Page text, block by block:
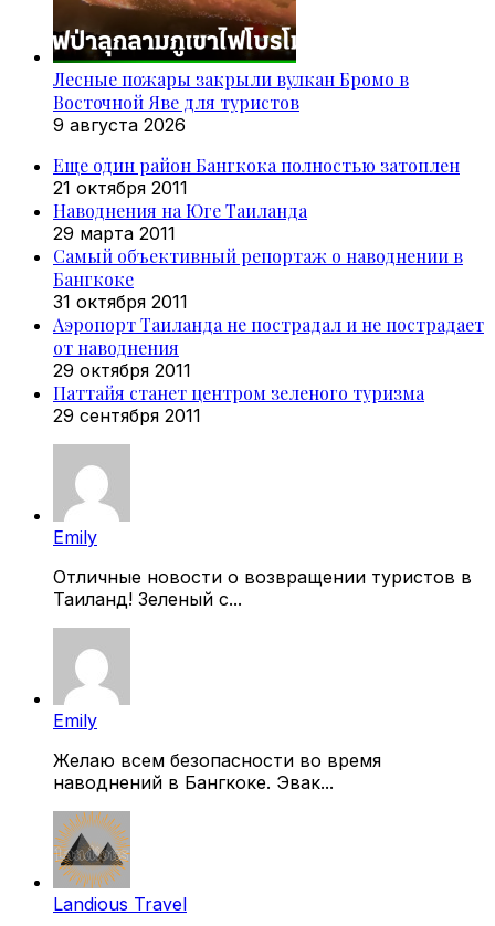
Лесные пожары закрыли вулкан Бромо в
Восточной Яве для туристов
9 августа 2026
Еще один район Бангкока полностью затоплен
21 октября 2011
Наводнения на Юге Таиланда
29 марта 2011
Самый объективный репортаж о наводнении в
Бангкоке
31 октября 2011
Аэропорт Таиланда не пострадал и не пострадает
от наводнения
29 октября 2011
Паттайя станет центром зеленого туризма
29 сентября 2011
Emily
Отличные новости о возвращении туристов в
Таиланд! Зеленый с...
Emily
Желаю всем безопасности во время
наводнений в Бангкоке. Эвак...
Landious Travel